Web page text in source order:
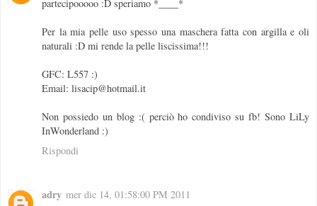
partecipooooo :D speriamo *____*
Per la mia pelle uso spesso una maschera fatta con argilla e oli
naturali :D mi rende la pelle liscissima!!!
GFC: L557 :)
Email: lisacip@hotmail.it
Non possiedo un blog :( perciò ho condiviso su fb! Sono LiLy
InWonderland :)
Rispondi
adry mer dic 14, 01:58:00 PM 2011